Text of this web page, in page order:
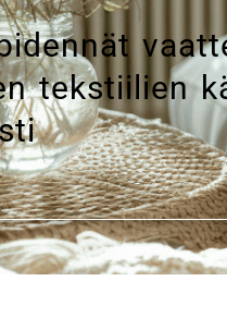
tekstiilien